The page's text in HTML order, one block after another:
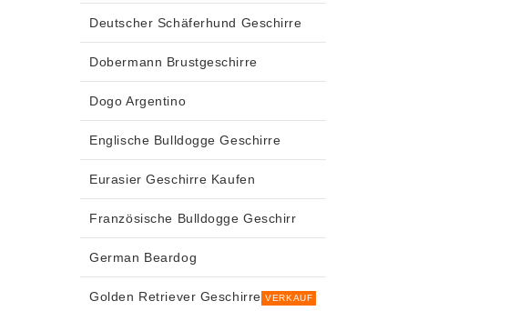
Deutscher Schäferhund Geschirre
Dobermann Brustgeschirre
Dogo Argentino
Englische Bulldogge Geschirre
Eurasier Geschirre Kaufen
Französische Bulldogge Geschirr
German Beardog
Golden Retriever Geschirre VERKAUF